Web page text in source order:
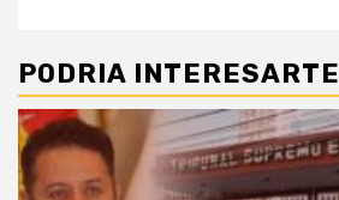
PODRIA INTERESARTE